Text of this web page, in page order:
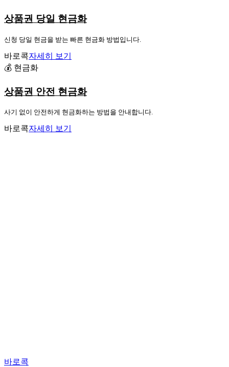
상품권 당일 현금화
신청 당일 현금을 받는 빠른 현금화 방법입니다.
바로콕자세히 보기
💰 현금화
상품권 안전 현금화
사기 없이 안전하게 현금화하는 방법을 안내합니다.
바로콕자세히 보기
바로콕